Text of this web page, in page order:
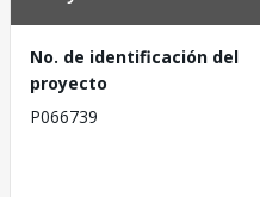
No. de identificación del
proyecto
P066739